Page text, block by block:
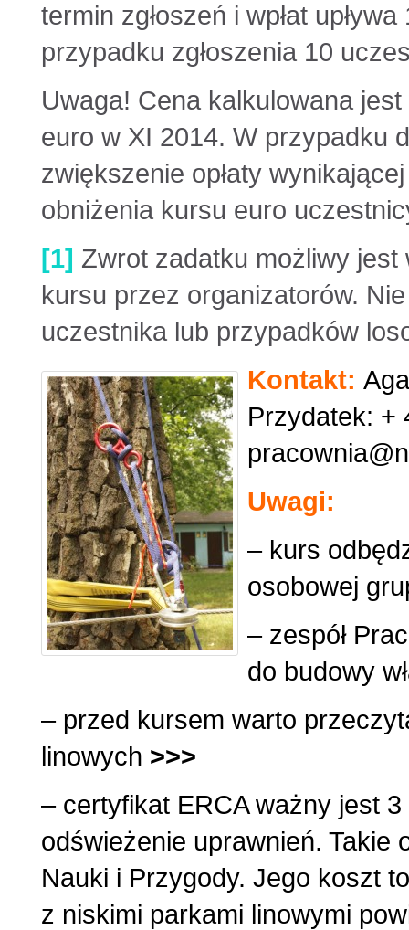
termin zgłoszeń i wpłat
przypadku zgłoszenia 10
Uwaga! Cena kalkulowana
euro w XI 2014. W przypadku
zwiększenie opłaty
obniżenia kursu euro
[1] Zwrot zadatku możliwy jest
kursu przez organizatorów.
uczestnika lub przypadków
Kontakt:
Przydatek: +
Uwagi:
– kurs
osobowej
– zespół
do budowy
– przed kursem warto
linowych >>>
– certyfikat ERCA ważny jest
odświeżenie uprawnień. Takie
Nauki i Przygody. Jego koszt
z niskimi parkami linowymi